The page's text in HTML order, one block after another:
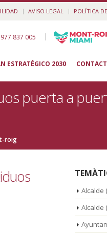
AVISO LEGAL POLÍTICA
977 837 005 |
ESTRATÉGICO 2030
puerta a
roig
Alcalde
Alcalde